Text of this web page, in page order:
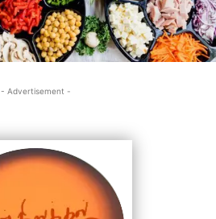
- Advertisement -